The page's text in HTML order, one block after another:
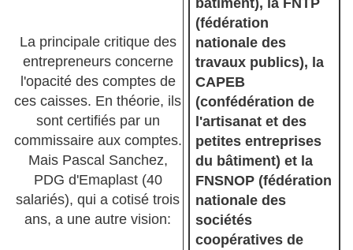
(fédération
nationale des
travaux publics), la
CAPEB
(confédération de
l'artisanat et des
petites entreprises
du bâtiment) et la
FNSNOP (fédération
nationale des
sociétés
coopératives de
La principale critique des
entrepreneurs concerne
l'opacité des comptes de
ces caisses. En théorie, ils
sont certifiés par un
commissaire aux comptes.
Mais Pascal Sanchez,
PDG d'Emaplast (40
salariés), qui a cotisé trois
ans, a une autre vision: